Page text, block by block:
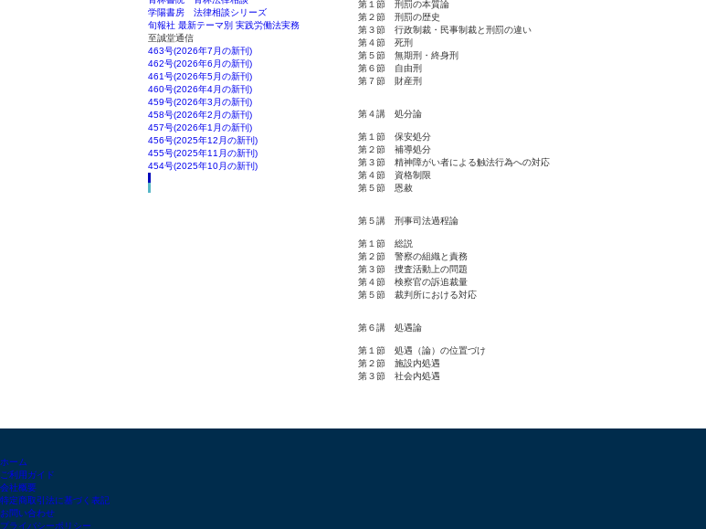
第１節 刑罰の本質論
第２節 刑罰の歴史
第３節 行政制裁・民事制裁と刑罰の違い
第４節 死刑
第５節 無期刑・終身刑
第６節 自由刑
第７節 財産刑
第４講 処分論
第１節 保安処分
第２節 補導処分
第３節 精神障がい者による触法行為への対応
第４節 資格制限
第５節 恩赦
第５講 刑事司法過程論
第１節 総説
第２節 警察の組織と責務
第３節 捜査活動上の問題
第４節 検察官の訴追裁量
第５節 裁判所における対応
第６講 処遇論
第１節 処遇（論）の位置づけ
第２節 施設内処遇
第３節 社会内処遇
学陽書房 法律相談シリーズ
旬報社 最新テーマ別 実践労働法実務
至誠堂通信
463号(2026年7月の新刊)
462号(2026年6月の新刊)
461号(2026年5月の新刊)
460号(2026年4月の新刊)
459号(2026年3月の新刊)
458号(2026年2月の新刊)
457号(2026年1月の新刊)
456号(2025年12月の新刊)
455号(2025年11月の新刊)
454号(2025年10月の新刊)
ホーム
ご利用ガイド
会社概要
特定商取引法に基づく表記
お問い合わせ
プライバシーポリシー